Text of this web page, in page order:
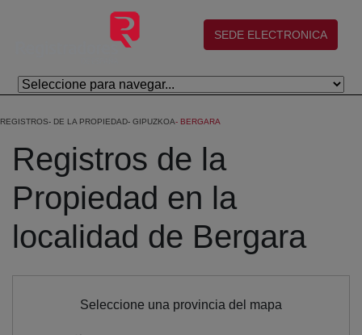
Saltar al contenido principal
(abre en nueva ventana)
SEDE ELECTRONICA
REGISTROS DE LA PROPIEDAD GIPUZKOA BERGARA
Registros de la
Propiedad en la
localidad de Bergara
Seleccione una provincia del mapa